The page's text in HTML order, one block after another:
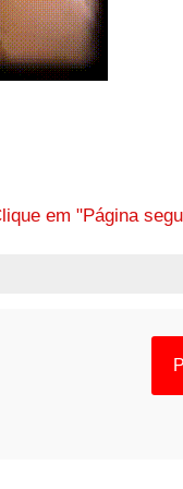
em "Página